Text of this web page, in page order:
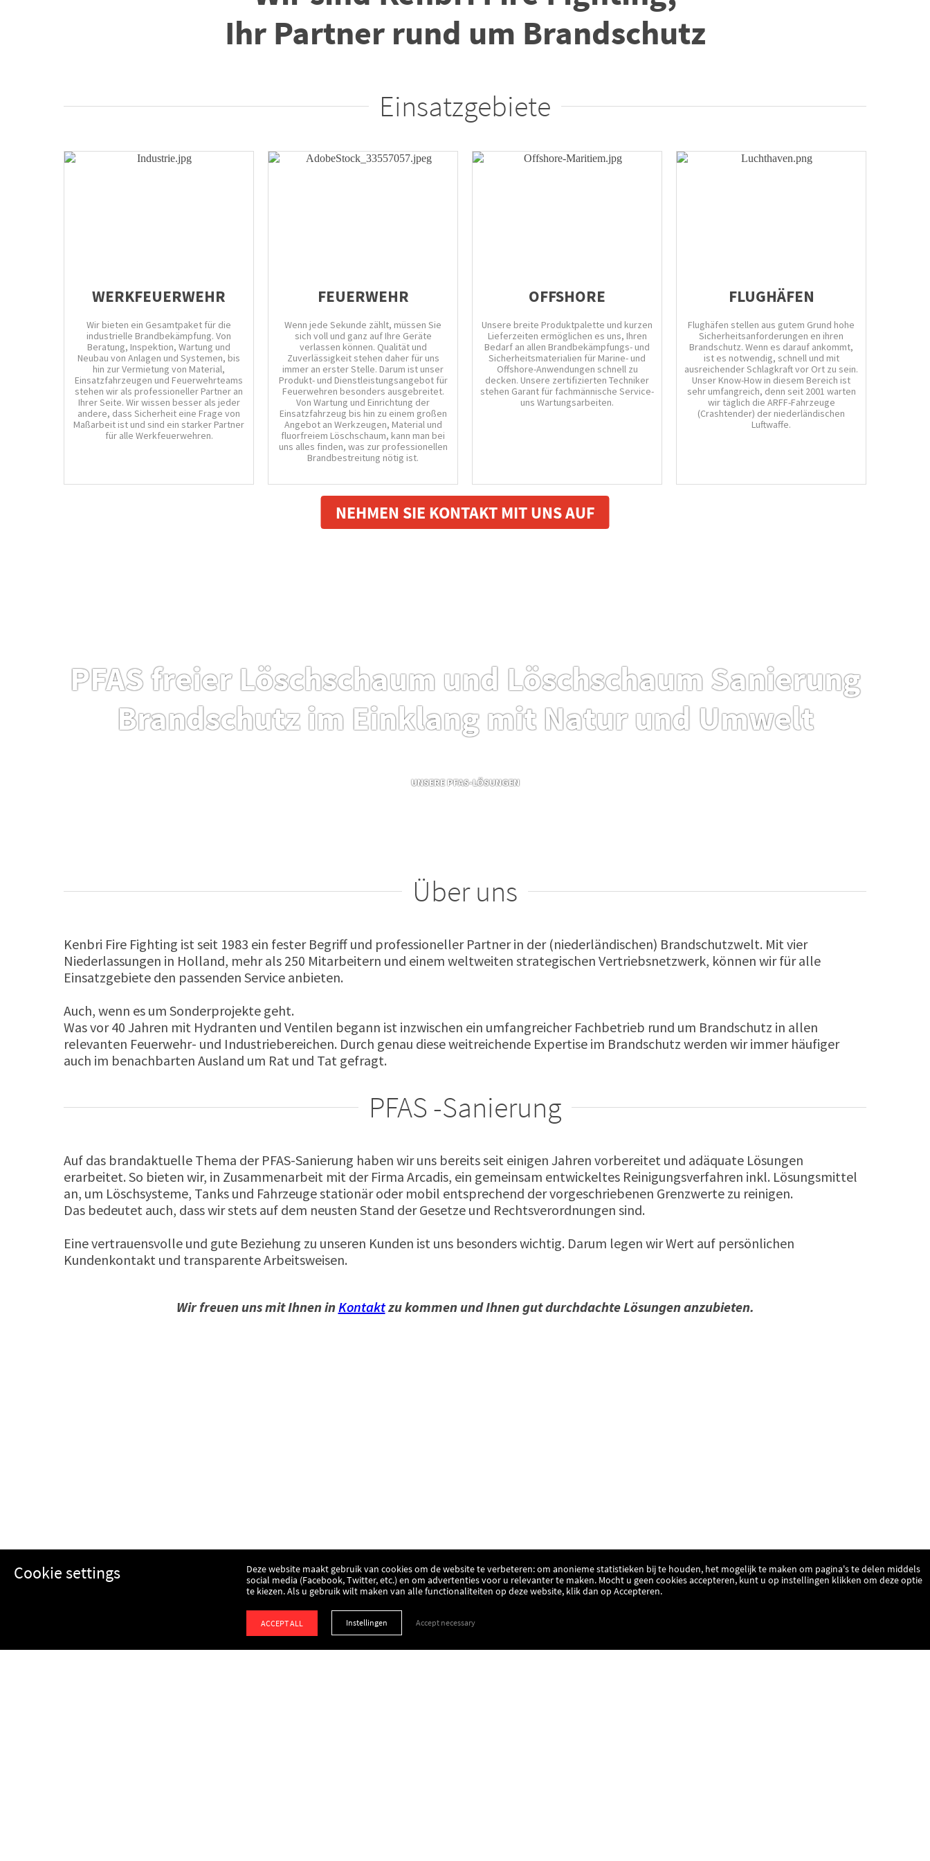
Ihr Partner rund um Brandschutz
Einsatzgebiete
WERKFEUERWEHR
Wir bieten ein Gesamtpaket für die
industrielle Brandbekämpfung. Von
Beratung, Inspektion, Wartung und
Neubau von Anlagen und Systemen, bis
hin zur Vermietung von Material,
Einsatzfahrzeugen und Feuerwehrteams
stehen wir als professioneller Partner an
Ihrer Seite. Wir wissen besser als jeder
andere, dass Sicherheit eine Frage von
Maßarbeit ist und sind ein starker Partner
für alle Werkfeuerwehren.
FEUERWEHR
Wenn jede Sekunde zählt, müssen Sie
sich voll und ganz auf Ihre Geräte
verlassen können. Qualität und
Zuverlässigkeit stehen daher für uns
immer an erster Stelle. Darum ist unser
Produkt- und Dienstleistungsangebot für
Feuerwehren besonders ausgebreitet.
Von Wartung und Einrichtung der
Einsatzfahrzeug bis hin zu einem großen
Angebot an Werkzeugen, Material und
fluorfreiem Löschschaum, kann man bei
uns alles finden, was zur professionellen
Brandbestreitung nötig ist.
OFFSHORE
Unsere breite Produktpalette und kurzen
Lieferzeiten ermöglichen es uns, Ihren
Bedarf an allen Brandbekämpfungs- und
Sicherheitsmaterialien für Marine- und
Offshore-Anwendungen schnell zu
decken. Unsere zertifizierten Techniker
stehen Garant für fachmännische Service-
uns Wartungsarbeiten.
FLUGHÄFEN
Flughäfen stellen aus gutem Grund hohe
Sicherheitsanforderungen en ihren
Brandschutz. Wenn es darauf ankommt,
ist es notwendig, schnell und mit
ausreichender Schlagkraft vor Ort zu sein.
Unser Know-How in diesem Bereich ist
sehr umfangreich, denn seit 2001 warten
wir täglich die ARFF-Fahrzeuge
(Crashtender) der niederländischen
Luftwaffe.
NEHMEN SIE KONTAKT MIT UNS AUF
PFAS freier Löschschaum und Löschschaum Sanierung
Brandschutz im Einklang mit Natur und Umwelt
UNSERE PFAS-LÖSUNGEN
Über uns
Kenbri Fire Fighting ist seit 1983 ein fester Begriff und professioneller Partner in der (niederländischen) Brandschutzwelt. Mit vier
Niederlassungen in Holland, mehr als 250 Mitarbeitern und einem weltweiten strategischen Vertriebsnetzwerk, können wir für alle
Einsatzgebiete den passenden Service anbieten.
Auch, wenn es um Sonderprojekte geht.
Was vor 40 Jahren mit Hydranten und Ventilen begann ist inzwischen ein umfangreicher Fachbetrieb rund um Brandschutz in allen
relevanten Feuerwehr- und Industriebereichen. Durch genau diese weitreichende Expertise im Brandschutz werden wir immer häufiger
auch im benachbarten Ausland um Rat und Tat gefragt.
PFAS -Sanierung
Auf das brandaktuelle Thema der PFAS-Sanierung haben wir uns bereits seit einigen Jahren vorbereitet und adäquate Lösungen
erarbeitet. So bieten wir, in Zusammenarbeit mit der Firma Arcadis, ein gemeinsam entwickeltes Reinigungsverfahren inkl. Lösungsmittel
an, um Löschsysteme, Tanks und Fahrzeuge stationär oder mobil entsprechend der vorgeschriebenen Grenzwerte zu reinigen.
Das bedeutet auch, dass wir stets auf dem neusten Stand der Gesetze und Rechtsverordnungen sind.
Eine vertrauensvolle und gute Beziehung zu unseren Kunden ist uns besonders wichtig. Darum legen wir Wert auf persönlichen
Kundenkontakt und transparente Arbeitsweisen.
Wir freuen uns mit Ihnen inKontaktzu kommen und Ihnen gut durchdachte Lösungen anzubieten.
Cookie settings
Deze website maakt gebruik van cookies om de website te verbeteren: om anonieme statistieken bij te houden, het mogelijk te maken om pagina's te delen middels
social media (Facebook, Twitter, etc.) en om advertenties voor u relevanter te maken. Mocht u geen cookies accepteren, kunt u op instellingen klikken om deze optie
te kiezen. Als u gebruik wilt maken van alle functionaliteiten op deze website, klik dan op Accepteren.
ACCEPT ALL Instellingen Accept necessary